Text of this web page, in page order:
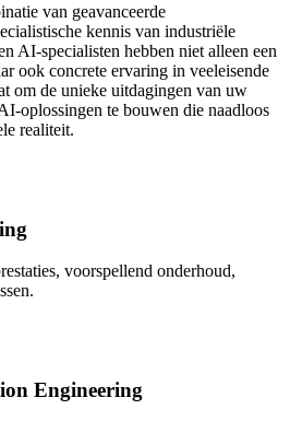
van geavanceerde
kennis van industriële
AI-specialisten hebben niet alleen een
ook concrete ervaring in veeleisende
om de unieke uitdagingen van uw
oplossingen te bouwen die naadloos
realiteit.
voorspellend onderhoud,
Engineering